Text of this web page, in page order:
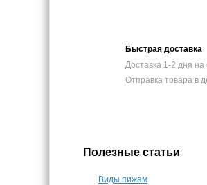
Быстрая доставка
Доставка 1-2 дня
Отправка товара в
Полезные статьи
Виды пижам